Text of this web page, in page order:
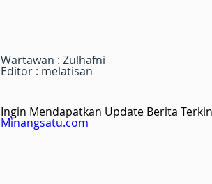
Wartawan : Zulhafni
Editor : melatisan
Ingin Mendapatkan Update Berita
Minangsatu.com